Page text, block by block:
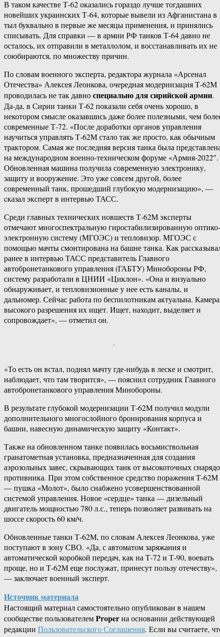
В таком качестве Т-62 оказались гораздо лучше тогдашних
новейших украинских Т-64, которые вывели из Афганистана в
тыл буквально в первые же месяцы применения, и принялись
списывать. Для справки — в армии РФ танков Т-64 давно не
осталось, их отправили в металлолом, и восстанавливать их не
союбираются, по множеству причин.
По словам военного эксперта, редактора журнала «Арсенал
Отечества» Алексея Леонкова, очередная модернизация Т-62М
проводилась не так давноспециально для сирийской армии.
Да-да, в Сирии танки Т-62 показали себя очень хорошо, в
некотором смысле оказавшись даже более полезными, чем
современные Т-72. «После доработки органов управления
научиться управлять Т-62М стало так же просто, как обычным
трактором. Самая же последняя версия танка была
на международном военно-техническом форуме «Армия-2022″.
Обновленная машина получила современную электронику,
защиту и вооружение. Это уже совсем другой, более
современный танк, прошедший глубокую модернизацию», —
cказал эксперт в интервью ТАСС.
Среди главных технических новшеств Т-62М эксперты
отмечают многоспектральную гиростабилизированную оптико-
электронную систему (МГОЭС) и тепловизор. МГОЭС с
помощью мачты смонтирована на башне танка. Как
ранее в интервью ТАСС представитель Главного
автобронетанкового управления (ГАБТУ) Минобороны РФ,
систему разработали в ЦНИИ «Циклон». «Она и визуально
обнаруживает, и тепловизионные у нее есть каналы, и
дальномер. Сейчас работа по беспилотникам актуальна. Камера
высокого разрешения их ищет. Ищет, находит, выделяет и
сопровождает», — отметил он.
«То есть он встал, поднял мачту где-нибудь в леске и смотрит,
наблюдает, что там творится», — пояснил сотрудник Главного
автобронетанкового управления Минобороны.
В результате глубокой модернизации Т-62М получил модули
дополнительного многослойного бронирования корпуса и
башни, навесную динамическую защиту «Контакт».
Также на обновленном танке появилась восьмиствольная
гранатометная установка, предназначенная для создания
аэрозольных завес, скрывающих танк от высокоточных
противника. При этом собственное средство поражения Т-62М
— пушка «Молот», было снабжено усовершенствованной
системой управления. Новое «сердце» танка — дизельный
двигатель мощностью 780 л.с., теперь позволяет развивать на
шоссе скорость 60 км/ч.
Обновленные танки Т-62М, по словам Алексея Леонкова, уже
поступают в зону СВО. «Да, с автоматом заряжания и
автоматической коробкой передач, как на Т-72 и Т-90, воевать
проще, но и Т-62М еще послужат, принесут пользу отечеству»,
— заключает военный эксперт.
Источник материала
Настоящий материал самостоятельно опубликован в нашем
сообществе пользователемProperна основании действующей
редакции Пользовательского Соглашения. Если вы считаете,